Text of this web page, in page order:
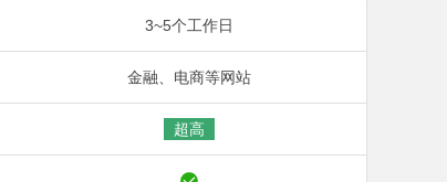
3~5个工作日
金融、电商等网站
超高